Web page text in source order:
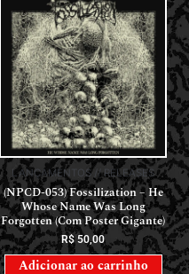
LANÇAMENTOS // RELEASES
(NPCD-053) Fossilization – He
Whose Name Was Long
Forgotten (Com Poster Gigante)
R$ 50,00
Adicionar ao carrinho